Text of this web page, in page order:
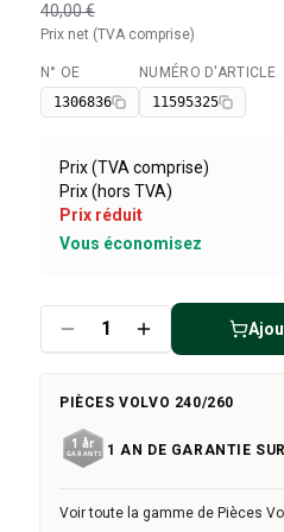
Volvo 1800 Système de freinage
Volvo 1800 Système de
Volvo 1800 Pièces de carrosserie
Volvo 1800 Système de
Pièces du moteur Volvo 1800
Volvo 1800 Équipement électrique
Volvo 1800 Système de
Volvo 1800 Jantes/Enjoliveurs
Pièces Volvo 140/164
Volvo 140/164 Pièces de
Volvo 140/164 Système de
Volvo 140/164 Équipement
40,00 €
Prix net (TVA comprise)
Disponible
N° OE
1306836
NUMÉRO D'ARTICLE
11595325
Prix (TVA comprise)
Prix (hors TVA)
Prix réduit
Vous économisez
PIÈCES VOLVO 240/260
1 AN DE GARANTIE
Voir toute la gamme de Pièces